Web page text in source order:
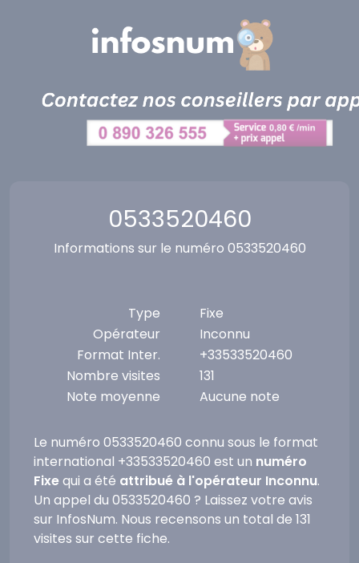
0533520460
Informations sur le numéro 0533520460
Type
Fixe
Opérateur
Inconnu
Format Inter.
+33533520460
Nombre visites
131
Note moyenne
Aucune note
Le numéro 0533520460 connu sous le format
international +33533520460 est un numéro
Fixequi a été attribué à l'opérateur Inconnu.
Un appel du 0533520460 ? Laissez votre avis
sur InfosNum. Nous recensons un total de 131
visites sur cette fiche.